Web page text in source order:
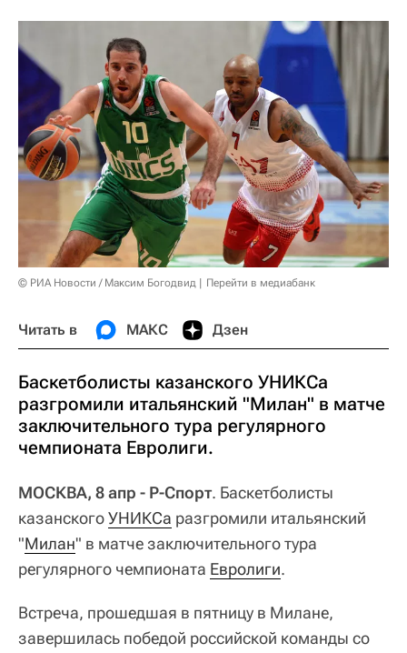
© РИА Новости / Максим Богодвид Перейти в медиабанк
Читать в МАКС Дзен
Баскетболисты казанского УНИКСа
разгромили итальянский "Милан" в матче
заключительного тура регулярного
чемпионата Евролиги.
МОСКВА, 8 апр - Р-Спорт. Баскетболисты
казанскогоУНИКСа разгромили итальянский
"Милан" в матче заключительного тура
регулярного чемпионата Евролиги.
Встреча, прошедшая в пятницу в Милане,
завершилась победой российской команды со